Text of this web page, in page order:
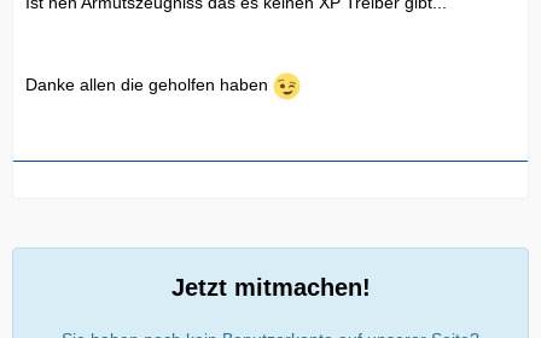
Danke allen die geholfen haben
Jetzt mitmachen!